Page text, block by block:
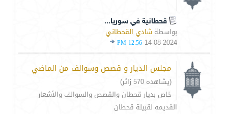
قحطانية في سوريا...
بواسطة شادي القحطاني
14-08-2024
12:56 PM
مجلس الديار و قصص وسوالف من الماضي
(يشاهده 570 زائر)
خاص بديار قحطان والقصص والسوالف والأشعار
القديمه لقبيلة قحطان